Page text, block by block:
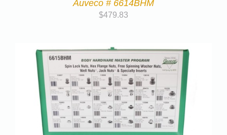
Auveco # 6614BHM
$479.83